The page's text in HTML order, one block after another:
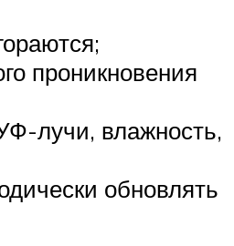
проникновения
лучи, влажность,
обновлять